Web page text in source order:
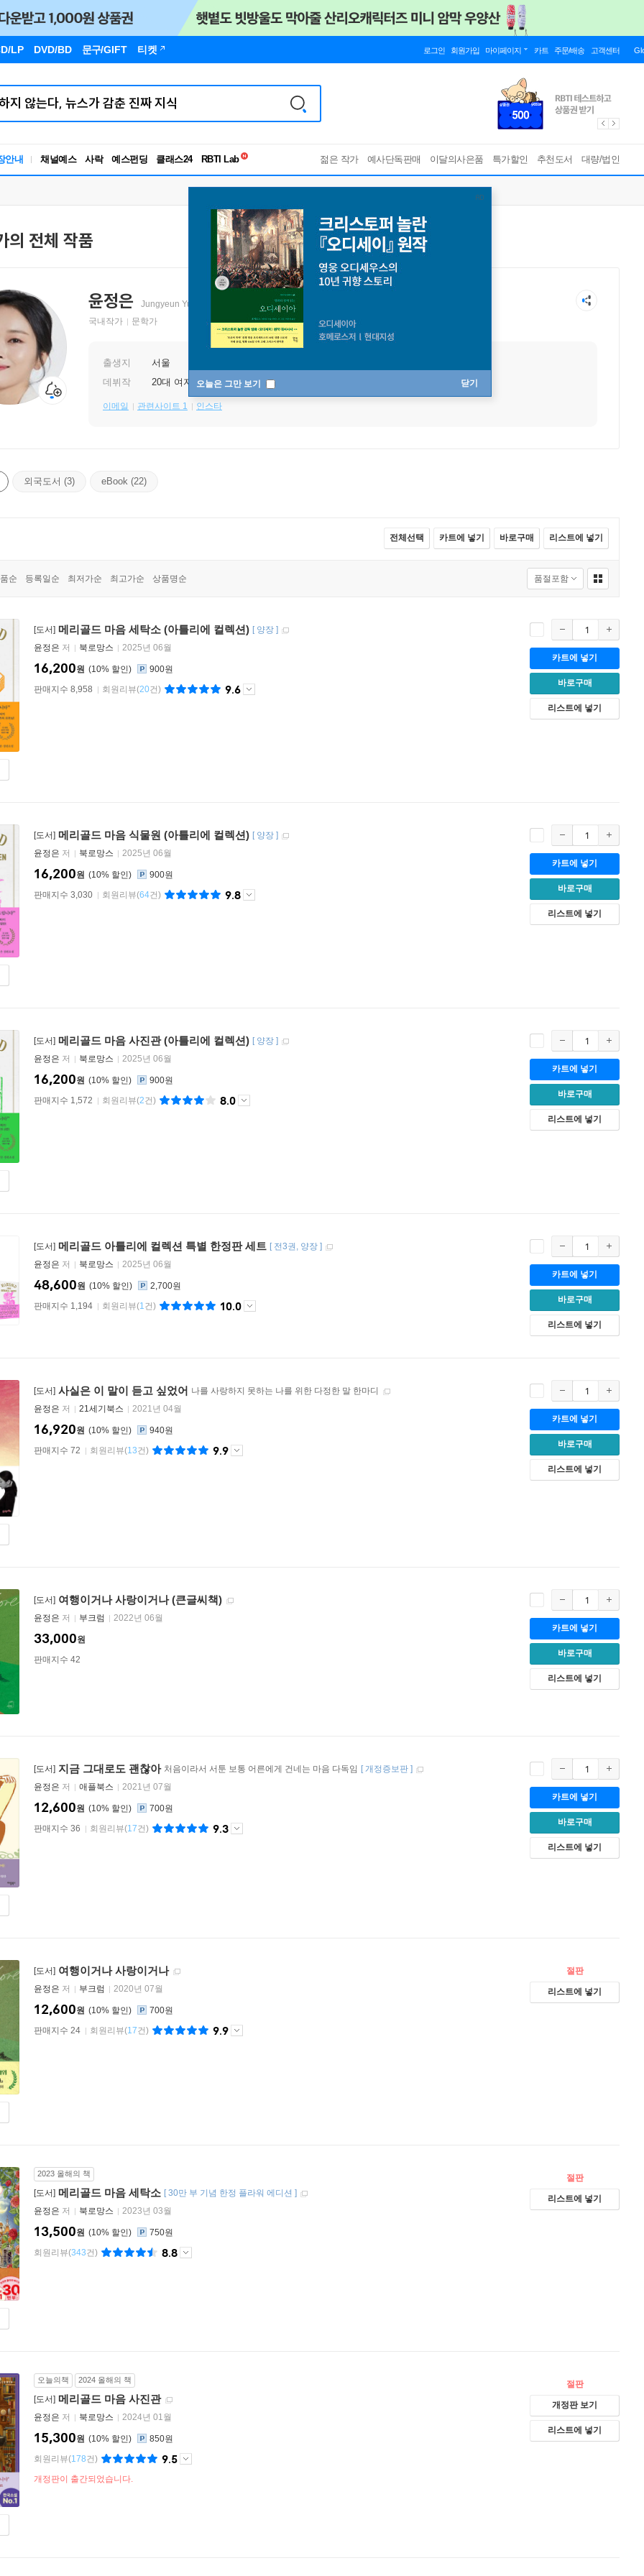
LP DVD/BD 문구/GIFT 티켓 로그인 회원가입 마이페이지 카트 주문/배송 고객센터
안내 채널예스 사락 예스펀딩 클래스24
RBTI Lab
독서유형검사
젊은 작가 예사단독판매 이달의사은품 특가할인 추천도서 대량/법인
오늘은 그만 보기 닫기
의 전체 작품
윤정은
Jungyeun Yun
국내작가
문학가
출생지 서울
데뷔작
20대 여자를 위한 자기발전 노트
이메일 관련사이트 1 인스타
외국도서 (3) eBook (22)
전체선택 카트에 넣기 바로구매 리스트에 넣기
순 등록일순 최저가순 최고가순 상품명순
[도서] 메리골드 마음 세탁소 (아틀리에 컬렉션) [ 양장 ]
윤정은 저 북로망스 2025년 06월
10%
16,200원
900원
판매지수 8,958
회원리뷰(20건) 9.6
카트에 넣기
바로구매
리스트에 넣기
[도서] 메리골드 마음 식물원 (아틀리에 컬렉션) [ 양장 ]
윤정은 저 북로망스 2025년 06월
10%
16,200원
900원
판매지수 3,030
회원리뷰(64건) 9.8
카트에 넣기
바로구매
리스트에 넣기
[도서] 메리골드 마음 사진관 (아틀리에 컬렉션) [ 양장 ]
윤정은 저 북로망스 2025년 06월
10%
16,200원
900원
판매지수 1,572
회원리뷰(2건) 8.0
카트에 넣기
바로구매
리스트에 넣기
[도서] 메리골드 아틀리에 컬렉션 특별 한정판 세트 [ 전3권 양장 ]
윤정은 저 북로망스 2025년 06월
10%
48,600원
2,700원
판매지수 1,194
회원리뷰(1건) 10.0
카트에 넣기
바로구매
리스트에 넣기
[도서] 사실은 이 말이 듣고 싶었어 나를 사랑하지 못하는 나를 위한 다정한 말 한마디
윤정은 저 21세기북스 2021년 04월
10%
16,920원
940원
판매지수 72
회원리뷰(13건) 9.9
카트에 넣기
바로구매
리스트에 넣기
[도서] 여행이거나 사랑이거나 (큰글씨책)
윤정은 저 부크럼 2022년 06월
33,000원
판매지수 42
카트에 넣기
바로구매
리스트에 넣기
[도서] 지금 그대로도 괜찮아 처음이라서 서툰 보통 어른에게 건네는 마음 다독임 [개정증보판 ]
윤정은 저 애플북스 2021년 07월
10%
12,600원
700원
판매지수 36
회원리뷰(17건) 9.3
카트에 넣기
바로구매
리스트에 넣기
[도서] 여행이거나 사랑이거나
윤정은 저 부크럼 2020년 07월
10%
12,600원
700원
판매지수 24
회원리뷰(17건) 9.9
절판
리스트에 넣기
2023 올해의 책
[도서] 메리골드 마음 세탁소 [30만 부 기념 한정 플라워 에디션 ]
윤정은 저 북로망스 2023년 03월
10%
13,500원
750원
회원리뷰(343건) 8.8
절판
리스트에 넣기
오늘의책 2024 올해의 책
[도서] 메리골드 마음 사진관
윤정은 저 북로망스 2024년 01월
10%
15,300원
850원
회원리뷰(178건) 9.5
개정판이 출간되었습니다.
절판
개정판 보기
리스트에 넣기